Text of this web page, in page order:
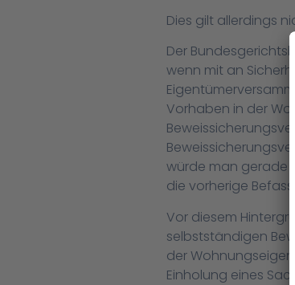
Dies gilt allerdings
Der
wenn mit an
Vorhaben in der
würde man gerade
die vorherige
Vor diesem
selbstständigen
der
Einholung eines